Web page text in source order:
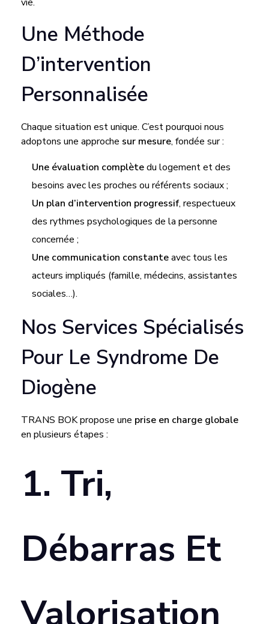
E
S
O
U
O
N
H
U
M
A
I
N
E
E
vie.
Une Méthode
D’intervention
Personnalisée
Chaque situation est unique. C’est pourquoi nous
adoptons une approche sur mesure, fondée sur :
Une évaluation complètedu logement et des
besoins avec les proches ou référents sociaux ;
Un plan d’intervention progressif, respectueux
des rythmes psychologiques de la personne
concernée ;
Une communication constanteavec tous les
acteurs impliqués (famille, médecins, assistantes
sociales…).
Nos Services Spécialisés
Pour Le Syndrome De
Diogène
TRANS BOK propose une prise en charge globale
en plusieurs étapes :
1. Tri,
Débarras Et
Valorisation